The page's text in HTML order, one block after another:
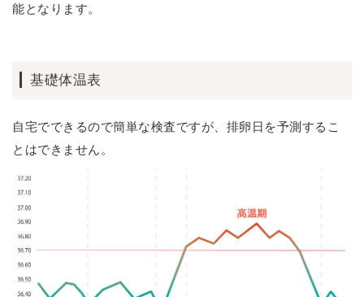
能となります。
基礎体温表
自宅でできるので簡単な検査ですが、排卵日を予測するこ
とはできません。